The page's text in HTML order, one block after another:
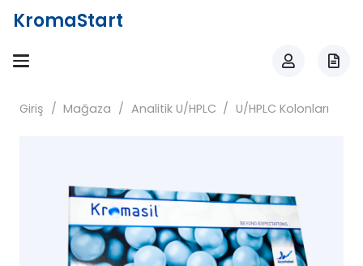
KromaStart
Giriş / Mağaza / Analitik U/HPLC / U/HPLC Kolonları